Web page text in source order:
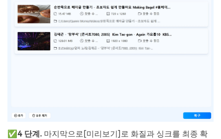
✅4 단계. 마지막으로[미리보기]로 화질과 싱크를 최종 확